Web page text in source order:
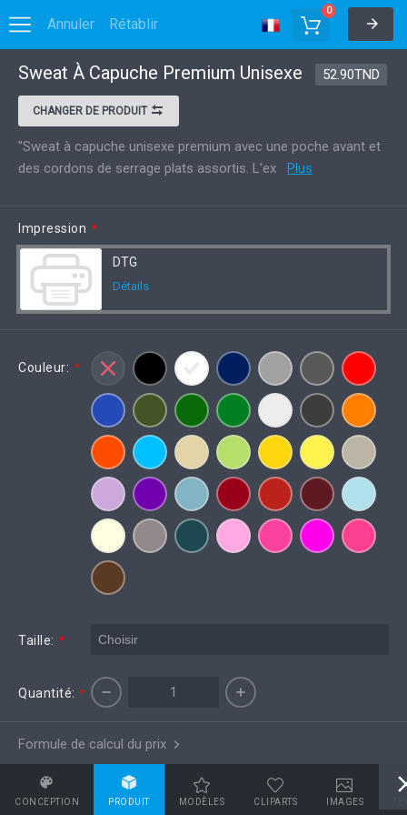
Annuler Rétablir
0
CONCEPTION PRODUIT MODÈLES CLIPARTS IMAGES
Sweat À Capuche Premium Unisexe 52.90TND
CHANGER DE PRODUIT
"Sweat à capuche unisexe premium avec une poche avant et
des cordons de serrage plats assortis. L'ex
Plus
Impression *
DTG
Détails
Couleur: *
Taille: *
Quantité: *
Formule de calcul du prix
Enregistrer dans MyDesigns Options